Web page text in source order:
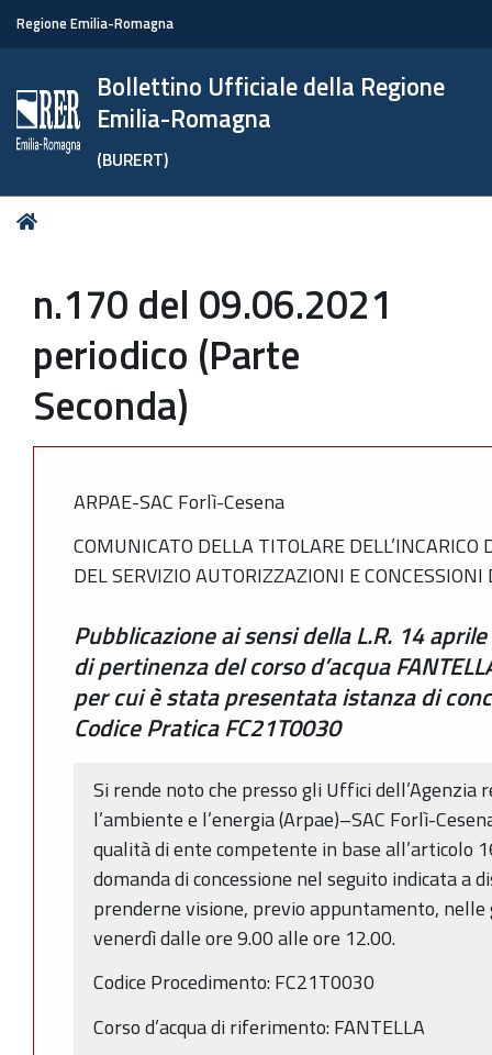
Regione Emilia-Romagna
Bollettino Ufficiale della Regione
Emilia-Romagna
(BURERT)
Tu
n.170 del 09.06.2021
periodico (Parte
Seconda)
ARPAE-SAC Forlì-Cesena
COMUNICATO DELLA TITOLARE
DEL SERVIZIO AUTORIZZAZIONI E
Pubblicazione ai sensi della L.R. 14
di pertinenza del corso d’acqua
per cui è stata presentata istanza di
Codice Pratica FC21T0030
Si rende noto che presso gli Uffici dell’Agenzia
l’ambiente e l’energia (Arpae)–SAC Forlì-
qualità di ente competente in base all’articolo
domanda di concessione nel seguito indicata a
prenderne visione, previo appuntamento,
venerdì dalle ore 9.00 alle ore 12.00.
Codice Procedimento: FC21T0030
Corso d’acqua di riferimento: FANTELLA